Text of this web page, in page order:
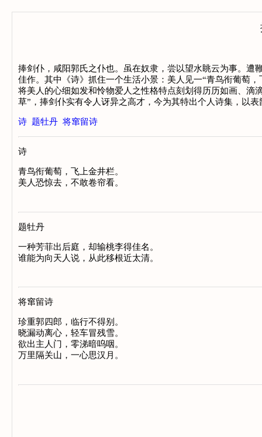
捧剑仆，咸阳郭氏之仆也。虽在奴隶，尝以望水眺云为事。
佳作。其中《诗》抓住一个生活小景：美人见一“青鸟衔葡萄
将美人的心细如发和怜物爱人之性格特点刻划得历历如画、滴
草”，捧剑仆实有令人讶异之高才，今为其特出个人诗集，以
诗 题牡丹 将窜留诗
诗
青鸟衔葡萄，飞上金井栏。
题牡丹
一种芳菲出后庭，却输桃李得佳名。
将窜留诗
珍重郭四郎，临行不得别。
晓漏动离心，轻车冒残雪。
欲出主人门，零涕暗呜咽。